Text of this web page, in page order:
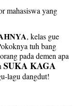
mahasiswa yang
, kelas gue
tuh bang
pada demen apa
SUKA KAGA
lagu dangdut!